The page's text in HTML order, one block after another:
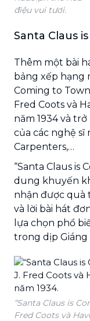
điệu vui tươi.
Santa Claus
Thêm một bài
bảng xếp hạng
Coming to
Fred Coots và
năm 1934 và
của các nghệ sĩ
Carpenters,…
“Santa Claus is
dung khuyến
nhận được quà
và lời bài hát
lựa chọn phổ
trong dịp Giáng
“Santa Claus is
Fred Coots và